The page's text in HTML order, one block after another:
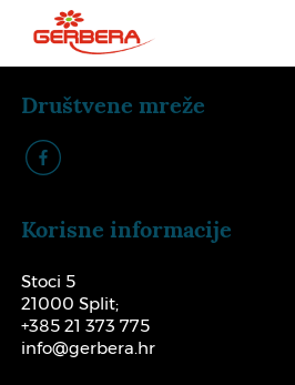
Društvene mreže
k
Korisne informacije
Stoci 5
21000 Split;
+385 21 373 775
info@gerbera.hr